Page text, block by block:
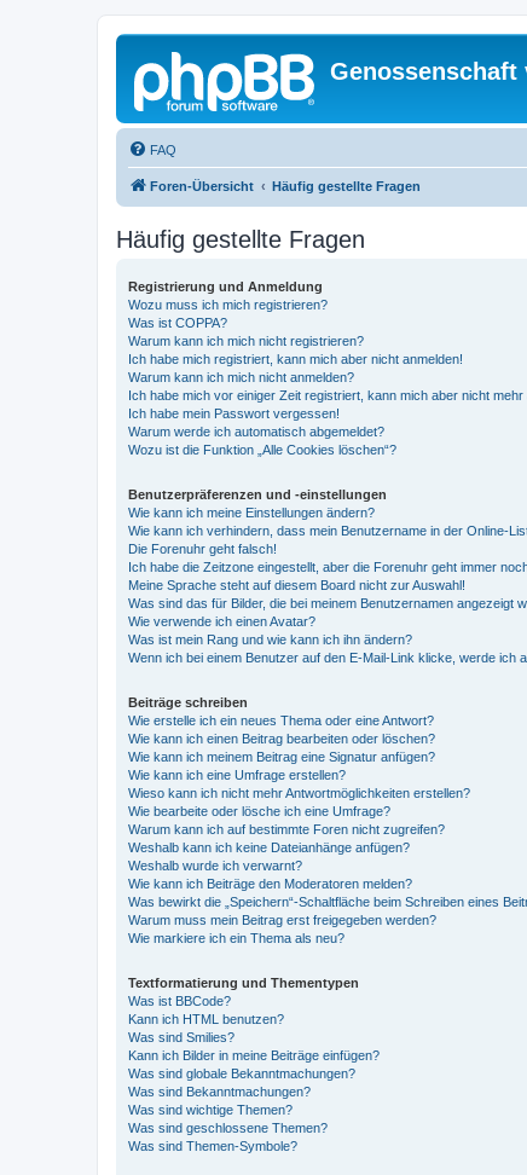
Genossenschaft
FAQ
Foren-Übersicht Häufig gestellte Fragen
Häufig gestellte Fragen
Registrierung und Anmeldung
Wozu muss ich mich registrieren?
Was ist COPPA?
Warum kann ich mich nicht registrieren?
Ich habe mich registriert, kann mich aber nicht anmelden!
Warum kann ich mich nicht anmelden?
Ich habe mich vor einiger Zeit registriert, kann mich aber nicht mehr
Ich habe mein Passwort vergessen!
Warum werde ich automatisch abgemeldet?
Wozu ist die Funktion „Alle Cookies löschen“?
Benutzerpräferenzen und -einstellungen
Wie kann ich meine Einstellungen ändern?
Wie kann ich verhindern, dass mein Benutzername in der Online-
Die Forenuhr geht falsch!
Ich habe die Zeitzone eingestellt, aber die Forenuhr geht immer
Meine Sprache steht auf diesem Board nicht zur Auswahl!
Was sind das für Bilder, die bei meinem Benutzernamen angezeigt
Wie verwende ich einen Avatar?
Was ist mein Rang und wie kann ich ihn ändern?
Wenn ich bei einem Benutzer auf den E-Mail-Link klicke, werde ich
Beiträge schreiben
Wie erstelle ich ein neues Thema oder eine Antwort?
Wie kann ich einen Beitrag bearbeiten oder löschen?
Wie kann ich meinem Beitrag eine Signatur anfügen?
Wie kann ich eine Umfrage erstellen?
Wieso kann ich nicht mehr Antwortmöglichkeiten erstellen?
Wie bearbeite oder lösche ich eine Umfrage?
Warum kann ich auf bestimmte Foren nicht zugreifen?
Weshalb kann ich keine Dateianhänge anfügen?
Weshalb wurde ich verwarnt?
Wie kann ich Beiträge den Moderatoren melden?
Was bewirkt die „Speichern“-Schaltfläche beim Schreiben eines
Warum muss mein Beitrag erst freigegeben werden?
Wie markiere ich ein Thema als neu?
Textformatierung und Thementypen
Was ist BBCode?
Kann ich HTML benutzen?
Was sind Smilies?
Kann ich Bilder in meine Beiträge einfügen?
Was sind globale Bekanntmachungen?
Was sind Bekanntmachungen?
Was sind wichtige Themen?
Was sind geschlossene Themen?
Was sind Themen-Symbole?